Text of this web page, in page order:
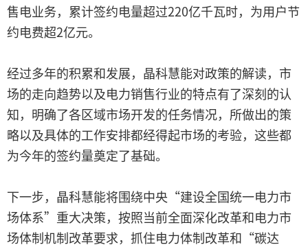
售电业务，累计签约电量超过220亿千瓦时，为用户节
约电费超2亿元。
经过多年的积累和发展，晶科慧能对政策的解读，市
场的走向趋势以及电力销售行业的特点有了深刻的认
知，明确了各区域市场开发的任务情况，所做出的策
略以及具体的工作安排都经得起市场的考验，这些都
为今年的签约量奠定了基础。
下一步，晶科慧能将围绕中央“建设全国统一电力市
场体系”重大决策，按照当前全面深化改革和电力市
场体制机制改革要求，抓住电力体制改革和“碳达